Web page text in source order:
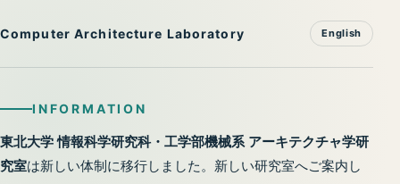
Computer Architecture Laboratory English
INFORMATION
東北大学 情報科学研究科・工学部機械系 アーキテクチャ学研
究室は新しい体制に移行しました。新しい研究室へご案内し